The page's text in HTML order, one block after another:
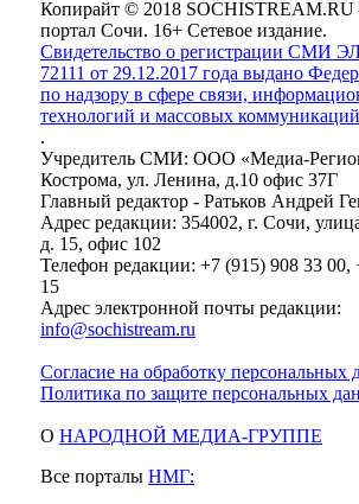
Копирайт © 2018
портал Сочи. 16+ Сетевое издание.
Свидетельство о регистрации СМИ
72111 от 29.12.2017 года выдано
по надзору в сфере связи,
технологий и массовых
.
Учредитель СМИ: ООО «Медиа-
Кострома, ул. Ленина, д.10 офис 37Г
Главный редактор - Ратьков Андрей
Адрес редакции: 354002, г. Сочи,
д. 15, офис 102
Телефон редакции: +7 (915) 908 33 00,
15
Адрес электронной почты редакции:
info@sochistream.ru
Согласие на обработку персональных
Политика по защите персональных
О НАРОДНОЙ МЕДИА-ГРУППЕ
Все порталы НМГ: